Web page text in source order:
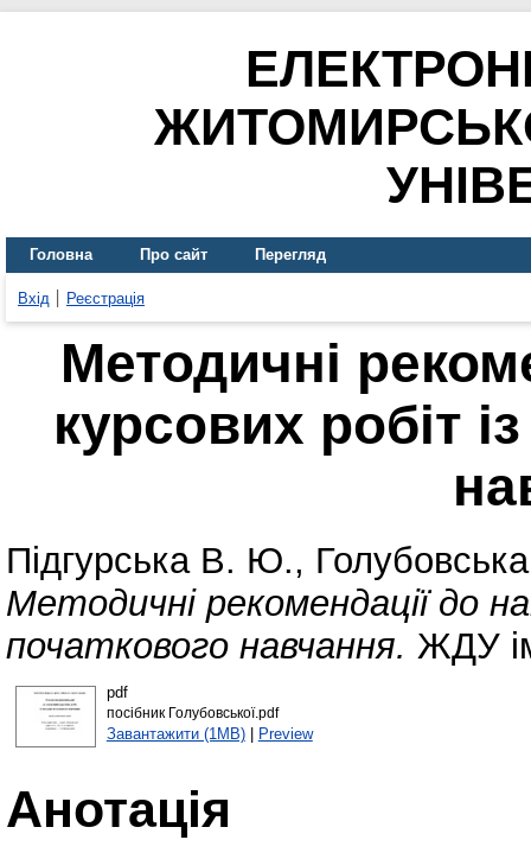
Головна Про сайт Перегляд
Вхід Реєстрація
Методичні
курсових робіт
Підгурська В. Ю.,
Методичні рекомендації до
початкового навчання. ЖДУ
pdf
посібник Голубовської.pdf
Завантажити (1MB)| Preview
Анотація